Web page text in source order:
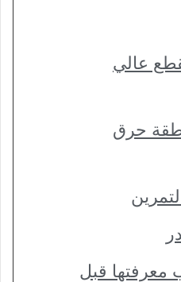
عالي
حرق
معرفتها قبل